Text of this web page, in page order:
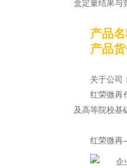
盒定量结果与
产品
产品
关于公司
红荣微再
及高等院校基
红荣微